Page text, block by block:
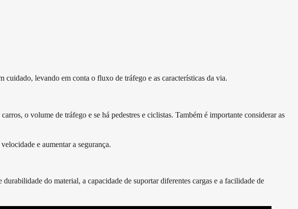
cuidado, levando em conta o fluxo de tráfego e as características da via.
o volume de tráfego e se há pedestres e ciclistas. Também é importante considerar as
e aumentar a segurança.
do material, a capacidade de suportar diferentes cargas e a facilidade de